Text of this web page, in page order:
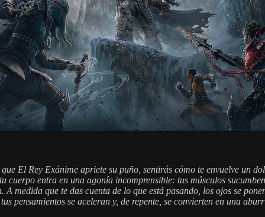
El Rey Exánime apriete su puño, sentirás cómo te envuelve un
cuerpo entra en una agonía incomprensible: tus músculos
A medida que te das cuenta de lo que está pasando, los ojos se
pensamientos se aceleran y, de repente, se convierten en una